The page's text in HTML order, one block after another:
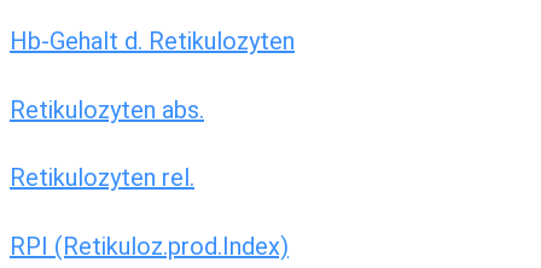
Hb-Gehalt d. Retikulozyten
Retikulozyten abs.
Retikulozyten rel.
RPI (Retikuloz.prod.Index)